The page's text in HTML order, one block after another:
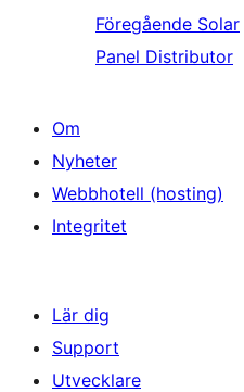
Föregående Solar
Panel Distributor
Om
Nyheter
Webbhotell (hosting)
Integritet
Lär dig
Support
Utvecklare